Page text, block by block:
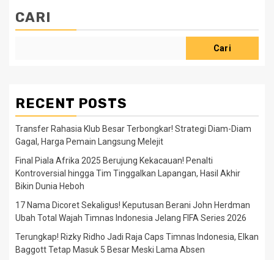
CARI
Cari
RECENT POSTS
Transfer Rahasia Klub Besar Terbongkar! Strategi Diam-Diam
Gagal, Harga Pemain Langsung Melejit
Final Piala Afrika 2025 Berujung Kekacauan! Penalti
Kontroversial hingga Tim Tinggalkan Lapangan, Hasil Akhir
Bikin Dunia Heboh
17 Nama Dicoret Sekaligus! Keputusan Berani John Herdman
Ubah Total Wajah Timnas Indonesia Jelang FIFA Series 2026
Terungkap! Rizky Ridho Jadi Raja Caps Timnas Indonesia, Elkan
Baggott Tetap Masuk 5 Besar Meski Lama Absen